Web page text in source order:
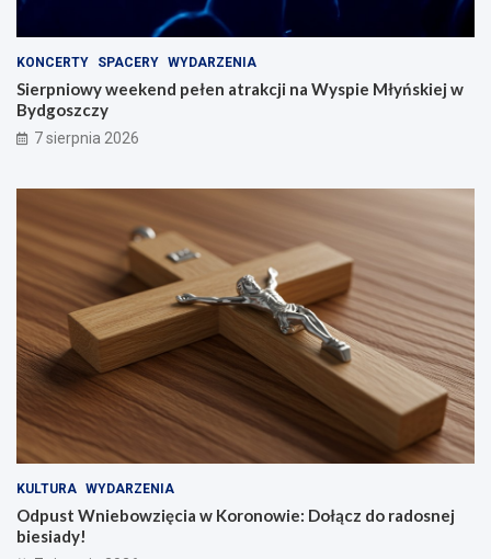
KONCERTY SPACERY WYDARZENIA
Sierpniowy weekend pełen atrakcji na Wyspie Młyńskiej w
Bydgoszczy
7 sierpnia 2026
KULTURA WYDARZENIA
Odpust Wniebowzięcia w Koronowie: Dołącz do radosnej
biesiady!